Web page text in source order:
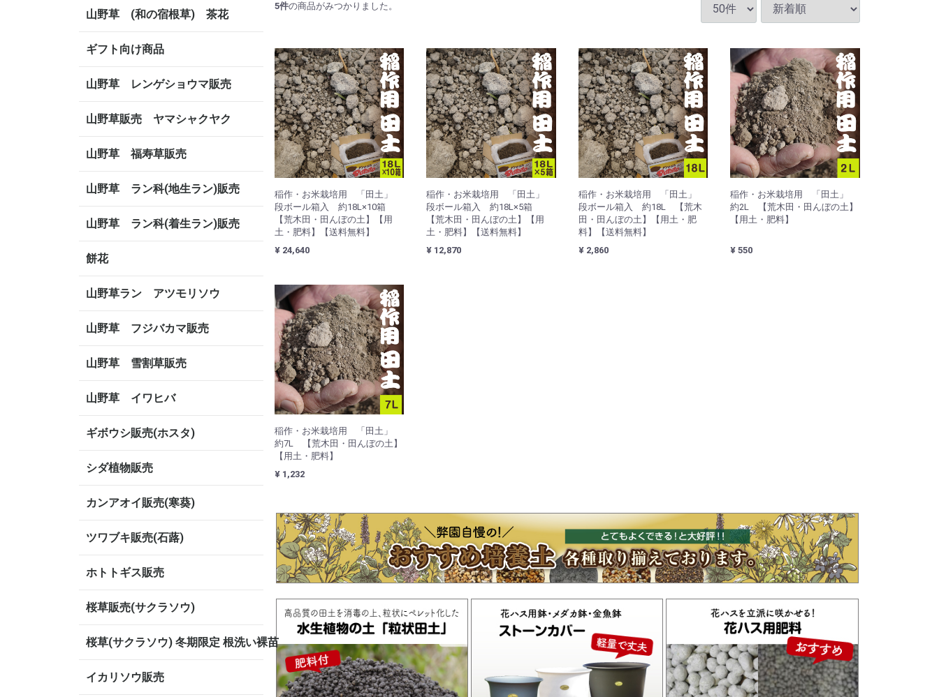
山野草 (和の宿根草) 茶花
ギフト向け商品
山野草 レンゲショウマ販売
山野草販売 ヤマシャクヤク
山野草 福寿草販売
山野草 ラン科(地生ラン)販売
山野草 ラン科(着生ラン)販売
餅花
山野草ラン アツモリソウ
山野草 フジバカマ販売
山野草 雪割草販売
山野草 イワヒバ
ギボウシ販売(ホスタ)
シダ植物販売
カンアオイ販売(寒葵)
ツワブキ販売(石蕗)
ホトトギス販売
桜草販売(サクラソウ)
桜草(サクラソウ) 冬期限定 根洗い裸苗
イカリソウ販売
5件の商品がみつかりました。
稲作・お米栽培用 「田土」
段ボール箱入 約18L×10箱
【荒木田・田んぼの土】【用
土・肥料】【送料無料】
¥ 24,640
稲作・お米栽培用 「田土」
段ボール箱入 約18L×5箱
【荒木田・田んぼの土】【用
土・肥料】【送料無料】
¥ 12,870
稲作・お米栽培用 「田土」
段ボール箱入 約18L 【荒木
田・田んぼの土】【用土・肥
料】【送料無料】
¥ 2,860
稲作・お米栽培用 「田土」
約2L 【荒木田・田んぼの土】
【用土・肥料】
¥ 550
稲作・お米栽培用 「田土」
約7L 【荒木田・田んぼの土】
【用土・肥料】
¥ 1,232